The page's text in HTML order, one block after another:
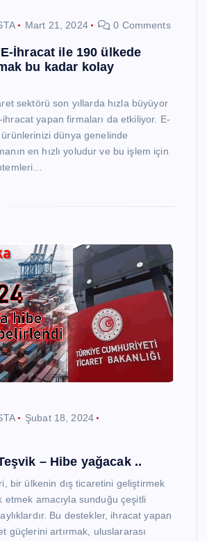
Mart 21, 2024 0 Comments
İhracat ile 190 ülkede
bu kadar kolay
sektörü son yıllarda hızla büyüyor
yapan firmaları da etkiliyor. E-
dünya genelinde
en hızlı yoludur ve bu işlem için
Şubat 18, 2024
– Hibe yağacak ..
bir ülkenin dış ticaretini geliştirmek
etmek amacıyla sunduğu çeşitli
Bu destekler, ihracat yapan
güçlerini artırmak, uluslararası